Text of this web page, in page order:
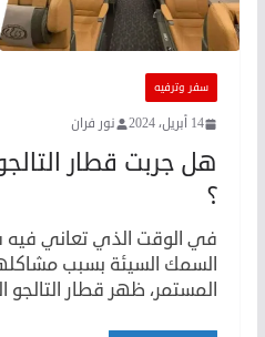
سفر وترفيه
14 أبريل، 2024 نور فران
هل جربت قطار
؟
في الوقت الذي تعاني
السمك السيئة بسبب
المستمر، ظهر قطار التالجو